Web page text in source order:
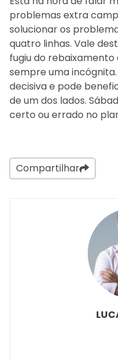
problemas extra
solucionar os
quatro linhas. Vale
fugiu do
sempre uma
decisiva e pode
de um dos lados.
certo ou errado no
Compartilhar